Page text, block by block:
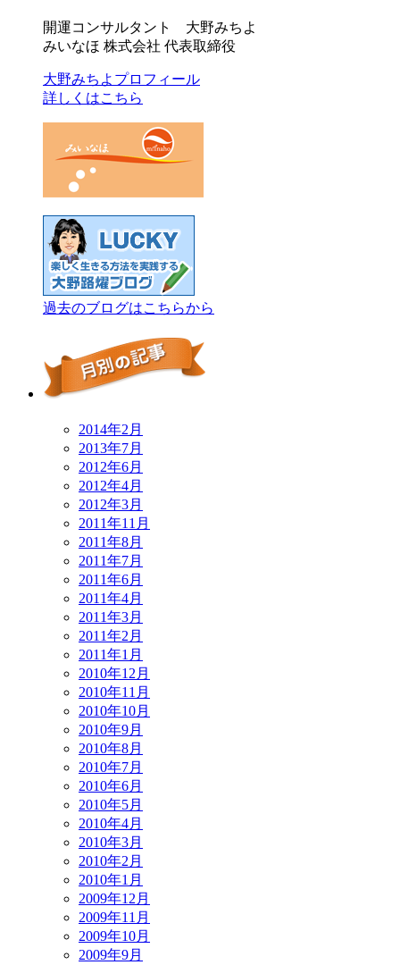
開運コンサルタント 大野みちよ
みいなほ 株式会社 代表取締役
大野みちよプロフィール
詳しくはこちら
過去のブログはこちらから
2014年2月
2013年7月
2012年6月
2012年4月
2012年3月
2011年11月
2011年8月
2011年7月
2011年6月
2011年4月
2011年3月
2011年2月
2011年1月
2010年12月
2010年11月
2010年10月
2010年9月
2010年8月
2010年7月
2010年6月
2010年5月
2010年4月
2010年3月
2010年2月
2010年1月
2009年12月
2009年11月
2009年10月
2009年9月